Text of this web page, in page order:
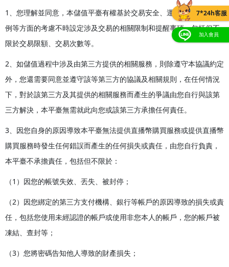
1、您理解並同意，本儲值平臺有權基於交易安全、運營策略、行業慣
例等方面的考慮不時設定涉及交易的相關限制和提醒事項，包括但不
限於交易限額、交易次數等。
2、如儲值過程中涉及由第三方提供的相關服務，則除遵守本協議約定
外，您還需要同意並遵守該等第三方的協議及相關規則，在任何情況
下，對於該第三方及其提供的相關服務而產生的爭議由您自行與該第
三方解決，本平臺無需就此向您或該第三方承擔任何責任。
3、因您自身的原因導致本平臺無法提供直播幣購買服務或提供直播幣
購買服務時發生任何錯誤而產生的任何損失或責任，由您自行負責，
本平臺不承擔責任，包括但不限於：
（1）因您的帳號失效、丟失、被封停；
（2）因您綁定的第三方支付機構、銀行等帳戶的原因導致的損失或責
任，包括您使用未經認證的帳戶或使用非您本人的帳戶，您的帳戶被
凍結、查封等；
（3）您將密碼告知他人導致的財產損失；
7*24h客服
加入會員